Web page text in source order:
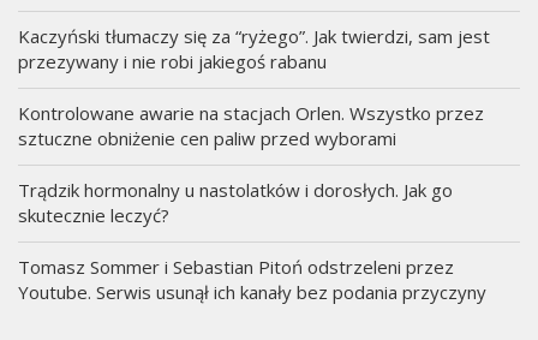
Kaczyński tłumaczy się za “ryżego”. Jak twierdzi, sam jest
przezywany i nie robi jakiegoś rabanu
Kontrolowane awarie na stacjach Orlen. Wszystko przez
sztuczne obniżenie cen paliw przed wyborami
Trądzik hormonalny u nastolatków i dorosłych. Jak go
skutecznie leczyć?
Tomasz Sommer i Sebastian Pitoń odstrzeleni przez
Youtube. Serwis usunął ich kanały bez podania przyczyny